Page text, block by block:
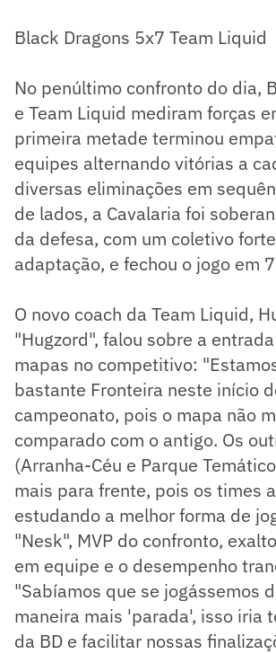
Black Dragons 5x7 Team Liquid
No penúltimo confronto do dia,
e Team Liquid mediram forças
primeira metade terminou
equipes alternando vitórias a
diversas eliminações em
de lados, a Cavalaria foi
da defesa, com um coletivo
adaptação, e fechou o jogo em
O novo coach da Team Liquid,
"Hugzord", falou sobre a
mapas no competitivo:
bastante Fronteira neste início
campeonato, pois o mapa não
comparado com o antigo. Os
(Arranha-Céu e Parque
mais para frente, pois os times
estudando a melhor forma de
"Nesk", MVP do confronto,
em equipe e o desempenho
"Sabíamos que se jogássemos
maneira mais 'parada', isso iria
da BD e facilitar nossas